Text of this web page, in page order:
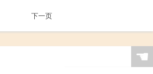
下一页
☚